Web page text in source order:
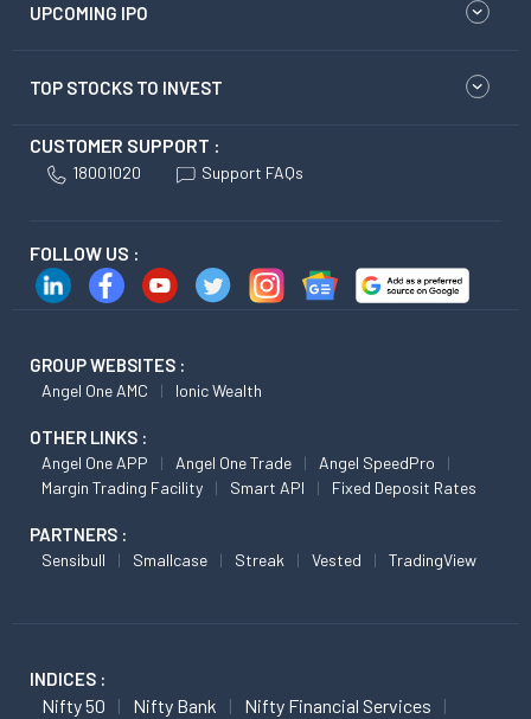
UPCOMING IPO
TOP STOCKS TO INVEST
CUSTOMER SUPPORT :
18001020 Support FAQs
FOLLOW US :
GROUP WEBSITES :
Angel One AMC Ionic Wealth
OTHER LINKS :
Angel One APP Angel One Trade
Angel SpeedPro
Margin Trading Facility
Smart API Fixed Deposit Rates
PARTNERS :
Sensibull Smallcase Streak Vested TradingView
INDICES :
Nifty 50 Nifty Bank
Nifty Financial Services